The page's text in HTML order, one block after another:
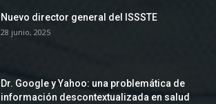
Nuevo director general del ISSSTE
28 junio, 2025
Dr. Google y Yahoo: una problemática de
información descontextualizada en salud